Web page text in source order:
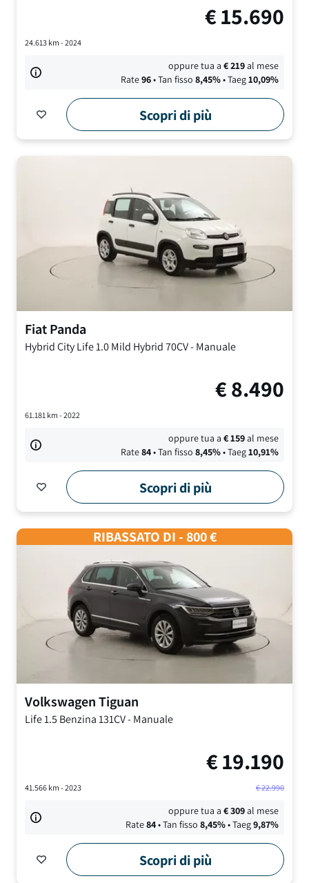
€15.690
24.613km - 2024
oppure tua a€219al mese
Rate96• Tan fisso 8,45%• Taeg10,09%
Scopri di più
FiatPanda
Hybrid City Life1.0 Mild Hybrid 70CV-Manuale
€8.490
61.181 km - 2022
oppure tua a€159al mese
Rate84• Tan fisso 8,45%• Taeg10,91%
Scopri di più
RIBASSATO DI - 800 €
VolkswagenTiguan
Life1.5 Benzina 131CV-Manuale
€19.190
41.566km - 2023 €22.990
oppure tua a€309al mese
Rate84• Tan fisso 8,45%• Taeg9,87%
Scopri di più